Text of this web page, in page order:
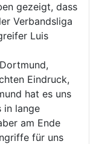
gezeigt, dass
Verbandsliga
Luis
Eindruck,
hat es uns
in lange
am Ende
für uns